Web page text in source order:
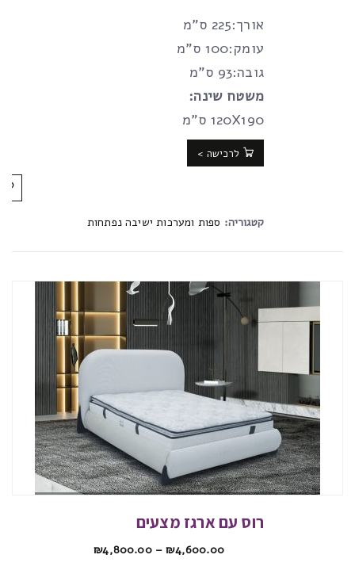
אורך:225 ס”מ
עומק:100 ס”מ
גובה:93 ס”מ
משטח שינה:
120X190 ס”מ
לרכישה >
קטגוריה: ספות ומערכות ישיבה נפתחות
רוס עם ארגז מצעים
₪4,600.00
–
₪4,800.00